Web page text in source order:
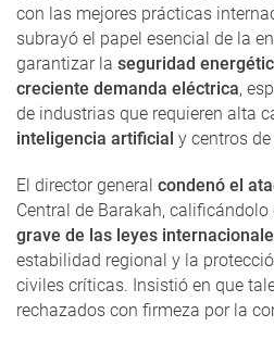
con las mejores prácticas
subrayó el papel esencial de la
garantizar la seguridad
creciente demanda eléctrica,
de industrias que requieren alta
inteligencia artificial y centros
El director general condenó el
Central de Barakah,
grave de las leyes
estabilidad regional y la
civiles críticas. Insistió en que
rechazados con firmeza por la